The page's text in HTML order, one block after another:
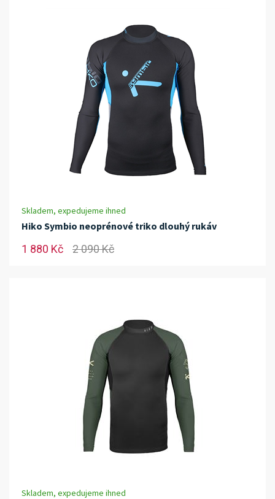
Skladem, expedujeme ihned
Hiko Symbio neoprénové triko dlouhý rukáv
1 880 Kč 2 090 Kč
Skladem, expedujeme ihned